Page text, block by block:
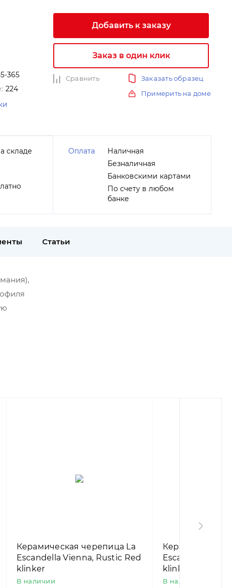
365
224
Добавить к заказу
Заказ в один клик
Сравнить
Заказать образец
Примерить на доме
складе
Оплата
Наличная
Безналичная
Банковскими картами
По счету в любом
банке
Статьи
Керамическая черепица La
Escandella Vienna, Rustic Red
klinker
В наличии
Керамическая
Escandella
klinker
В наличии